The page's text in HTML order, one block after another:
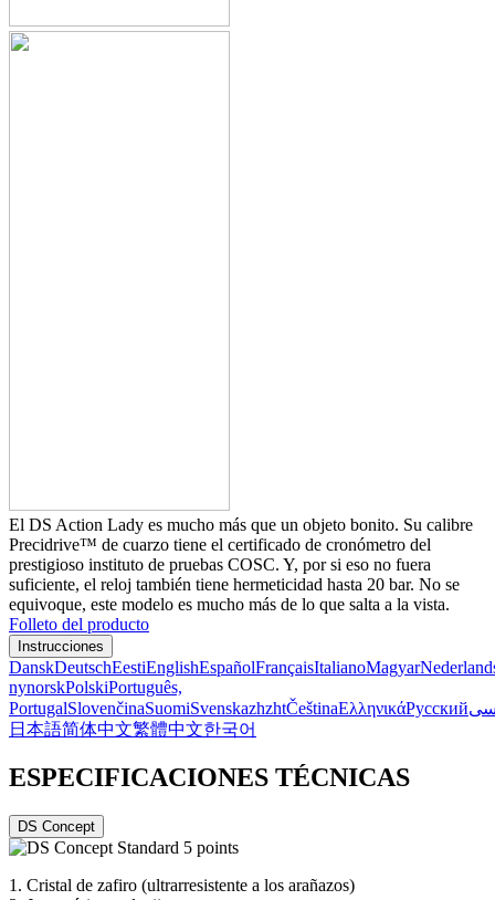
El DS Action Lady es mucho más que un objeto bonito. Su calibre
Precidrive™ de cuarzo tiene el certificado de cronómetro del
prestigioso instituto de pruebas COSC. Y, por si eso no fuera
suficiente, el reloj también tiene hermeticidad hasta 20 bar. No se
equivoque, este modelo es mucho más de lo que salta a la vista.
Folleto del producto
Instrucciones
DanskDeutschEestiEnglishEspañolFrançaisItalianoMagyar
nynorskPolskiPortuguês,
PortugalSlovenčinaSuomiSvenskazhzhtČeštinaΕλληνικάРусский
日本語简体中文繁體中文한국어
ESPECIFICACIONES TÉCNICAS
DS Concept
1. Cristal de zafiro (ultrarresistente a los arañazos)